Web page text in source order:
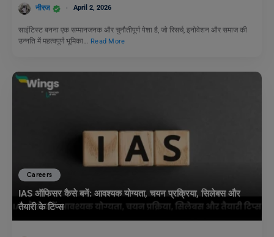
नीरज April 2, 2026
साइंटिस्ट बनना एक सम्मानजनक और चुनौतीपूर्ण पेशा है, जो रिसर्च, इनोवेशन और समाज की
उन्नति में महत्वपूर्ण भूमिका… Read More
Careers
IAS ऑफिसर कैसे बनें: आवश्यक योग्यता, चयन प्रक्रिया, सिलेबस और
तैयारी के टिप्स